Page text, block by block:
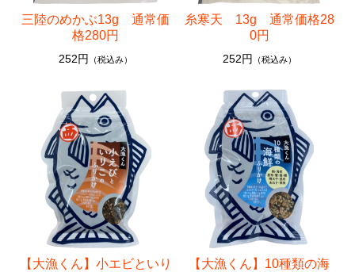
三陸のめかぶ13g 通常価
格280円
252円 （税込み）
糸寒天 13g 通常価格28
0円
252円 （税込み）
【大漁くん】小エビといり
【大漁くん】10種類の海